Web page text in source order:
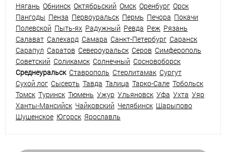
Нягань Обнинск Октябрьский Омск Оренбург Орск
Пангоды Пенза Первоуральск Пермь Печора Покачи
Полевской Пыть-ях Радужный Ревда Реж Рязань
Салават Салехард Самара Санкт-Петербург Саранск
Сарапул Саратов Североуральск Серов Симферополь
Советский Соликамск Солнечный Сосновоборск
Среднеуральск Ставрополь Стерлитамак Сургут
Сухой лог Сысерть Тавда Талица Тарко-Сале Тобольск
Томск Туринск Тюмень Ужур Ульяновск Уфа Ухта Уяр
Ханты-Мансийск Чайковский Челябинск Шарыпово
Шушенское Югорск Ярославль